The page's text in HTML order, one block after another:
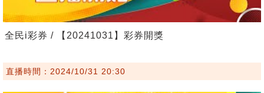
全民i彩券 / 【20241031】彩券開獎
直播時間：2024/10/31 20:30